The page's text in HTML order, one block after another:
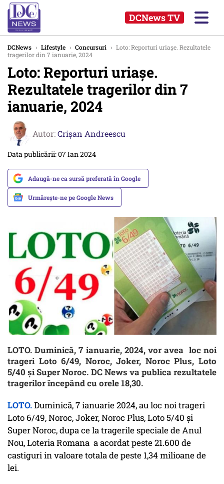
DCNews TV
DCNews › Lifestyle › Concursuri › Loto: Reporturi uriașe. Rezultatele
tragerilor din 7 ianuarie, 2024
Loto: Reporturi uriașe.
Rezultatele tragerilor din 7
ianuarie, 2024
Autor:Crişan Andreescu
Data publicării: 07 Ian 2024
Adaugă-ne ca sursă preferată în Google
Urmărește-ne pe Google News
LOTO. Duminică, 7 ianuarie, 2024, vor avea loc noi
trageri Loto 6/49, Noroc, Joker, Noroc Plus, Loto
5/40 și Super Noroc. DC News va publica rezultatele
tragerilor începând cu orele 18,30.
LOTO.Duminică, 7 ianuarie 2024, au loc noi trageri
Loto 6/49, Noroc, Joker, Noroc Plus, Loto 5/40 și
Super Noroc, dupa ce la tragerile speciale de Anul
Nou, Loteria Romana a acordat peste 21.600 de
castiguri in valoare totala de peste 1,34 milioane de
lei.